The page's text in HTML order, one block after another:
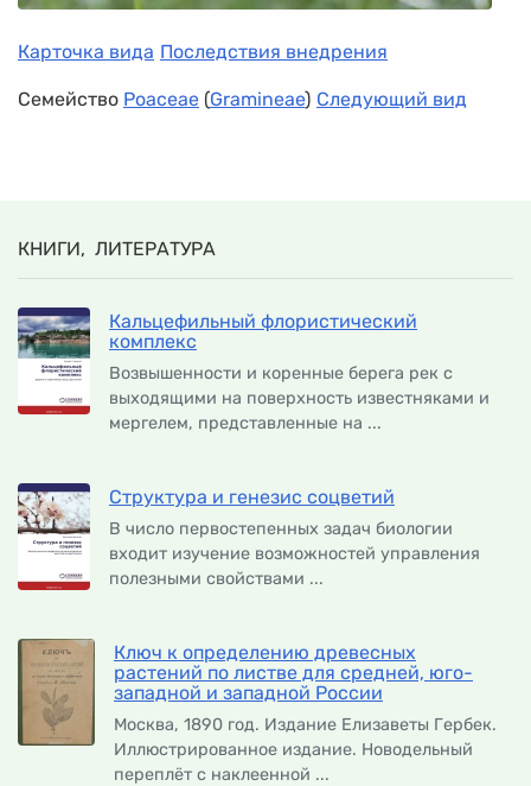
Карточка вида Последствия внедрения
Семейство Poaceae (Gramineae) Следующий вид
КНИГИ, ЛИТЕРАТУРА
Кальцефильный флористический
комплекс
Возвышенности и коренные берега рек с
выходящими на поверхность известняками и
мергелем, представленные на ...
Структура и генезис соцветий
В число первостепенных задач биологии
входит изучение возможностей управления
полезными свойствами ...
Ключ к определению древесных
растений по листве для средней, юго-
западной и западной России
Москва, 1890 год. Издание Елизаветы Гербек.
Иллюстрированное издание. Новодельный
переплёт с наклеенной ...